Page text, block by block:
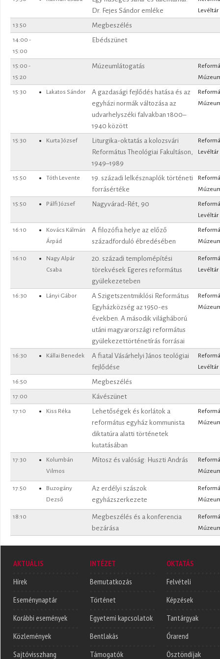
Dr. Fejes Sándor emléke
Levéltár
13:50 Megbeszélés
14:00 -
15:00
Ebédszünet
15:00 -
15:20
Múzeumlátogatás
15:30 Lakatos Sándor
A gazdasági fejlődés hatása és az
egyházi normák változása az
udvarhelyszéki falvakban 1800–
1940 között
15:30 Kurta József
Liturgika-oktatás a kolozsvári
Református Theológiai Fakultáson,
1949–1989
Levéltár
15:50 Tóth Levente
19. századi lelkésznaplók történeti
forrásértéke
15:50 Pálfi József Nagyvárad-Rét, 90
Levéltár
16:10
Kovács Kálmán
Árpád
A filozófia helye az előző
századforduló ébredésében
16:10
Nagy Alpár
Csaba
20. századi templomépítési
törekvések Egeres református
gyülekezeteben
Levéltár
16:30 Lányi Gábor
A Szigetszentmiklósi Református
Egyházközség az 1950-es
években. A második világháború
utáni magyarországi református
gyülekezettörténetírás forrásai
16:30 Kállai Benedek
A fiatal Vásárhelyi János teológiai
fejlődése
Levéltár
16:50 Megbeszélés
17:00 Kávészünet
17:10 Kiss Réka
Lehetőségek és korlátok a
református egyház kommunista
diktatúra alatti történetek
kutatásában
17:30
Kolumbán
Vilmos
Mítosz és valóság: Huszti András
17:50
Buzogány
Dezső
Az erdélyi szászok
egyházszerkezete
18:10
Megbeszélés és a konferencia
bezárása
AKTUÁLIS
Hírek
Eseménynaptár
Korábbi események
Közlemények
Sajtóvisszhang
INTÉZET
Bemutatkozás
Történet
Egyetemi kapcsolatok
Bentlakás
Támogatók
OKTATÁS
Felvételi
Képzések
Tantárgyak
Órarend
Ösztöndíjak